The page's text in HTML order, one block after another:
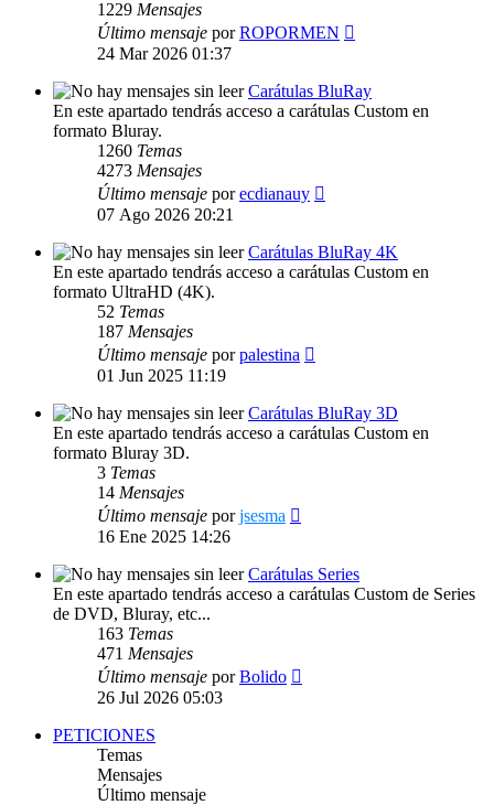
1229 Mensajes
Último mensaje porROPORMEN
24 Mar 2026 01:37
Carátulas BluRay
En este apartado tendrás acceso a carátulas Custom en
formato Bluray.
1260 Temas
4273 Mensajes
Último mensaje porecdianauy
07 Ago 2026 20:21
Carátulas BluRay 4K
En este apartado tendrás acceso a carátulas Custom en
formato UltraHD (4K).
52 Temas
187 Mensajes
Último mensaje porpalestina
01 Jun 2025 11:19
Carátulas BluRay 3D
En este apartado tendrás acceso a carátulas Custom en
formato Bluray 3D.
3 Temas
14 Mensajes
Último mensaje porjsesma
16 Ene 2025 14:26
Carátulas Series
En este apartado tendrás acceso a carátulas Custom de Series
de DVD, Bluray, etc...
163 Temas
471 Mensajes
Último mensaje porBolido
26 Jul 2026 05:03
PETICIONES
Temas
Mensajes
Último mensaje